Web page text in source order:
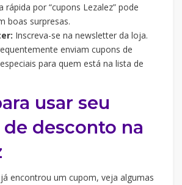
rápida por “cupons Lezalez” pode
boas surpresas.
Inscreva-se na newsletter da loja.
enviam cupons de
para quem está na lista de
usar seu
desconto na
encontrou um cupom, veja algumas